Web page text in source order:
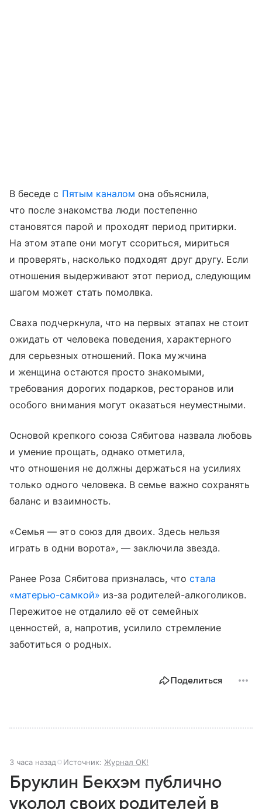
В беседе с Пятым каналом она объяснила,
что после знакомства люди постепенно
становятся парой и проходят период притирки.
На этом этапе они могут ссориться, мириться
и проверять, насколько подходят друг другу. Если
отношения выдерживают этот период, следующим
шагом может стать помолвка.
Сваха подчеркнула, что на первых этапах не стоит
ожидать от человека поведения, характерного
для серьезных отношений. Пока мужчина
и женщина остаются просто знакомыми,
требования дорогих подарков, ресторанов или
особого внимания могут оказаться неуместными.
Основой крепкого союза Сябитова назвала любовь
и умение прощать, однако отметила,
что отношения не должны держаться на усилиях
только одного человека. В семье важно сохранять
баланс и взаимность.
«Семья — это союз для двоих. Здесь нельзя
играть в одни ворота», — заключила звезда.
Ранее Роза Сябитова призналась, что стала
«матерью-самкой» из-за родителей-алкоголиков.
Пережитое не отдалило её от семейных
ценностей, а, напротив, усилило стремление
заботиться о родных.
Поделиться
3 часа назад Источник: Журнал OK!
Бруклин Бекхэм публично
уколол своих родителей в